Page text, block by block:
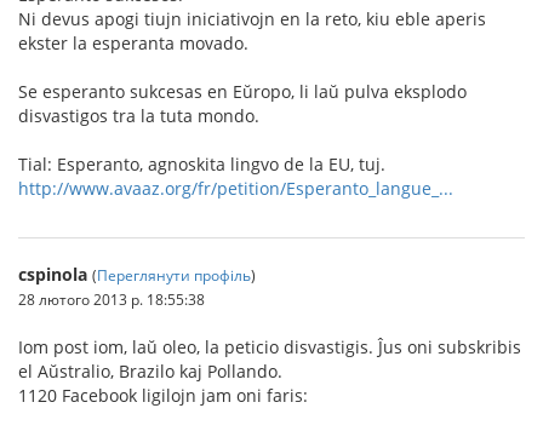
Ni devus apogi tiujn iniciativojn en la reto, kiu eble aperis
ekster la esperanta movado.
Se esperanto sukcesas en Eŭropo, li laŭ pulva eksplodo
disvastigos tra la tuta mondo.
Tial: Esperanto, agnoskita lingvo de la EU, tuj.
http://www.avaaz.org/fr/petition/Esperanto_langue_...
cspinola (Переглянути профіль)
28 лютого 2013 р. 18:55:38
Iom post iom, laŭ oleo, la peticio disvastigis. Ĵus oni subskribis
el Aŭstralio, Brazilo kaj Pollando.
1120 Facebook ligilojn jam oni faris: